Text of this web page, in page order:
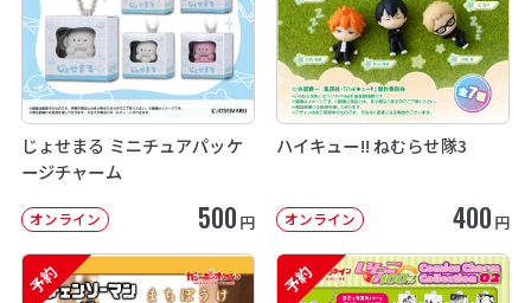
じょせまる ミニチュアパッケ
ージチャーム
オンライン 500 円
ハイキュー!! ねむらせ隊3
オンライン 400 円
予約 予約